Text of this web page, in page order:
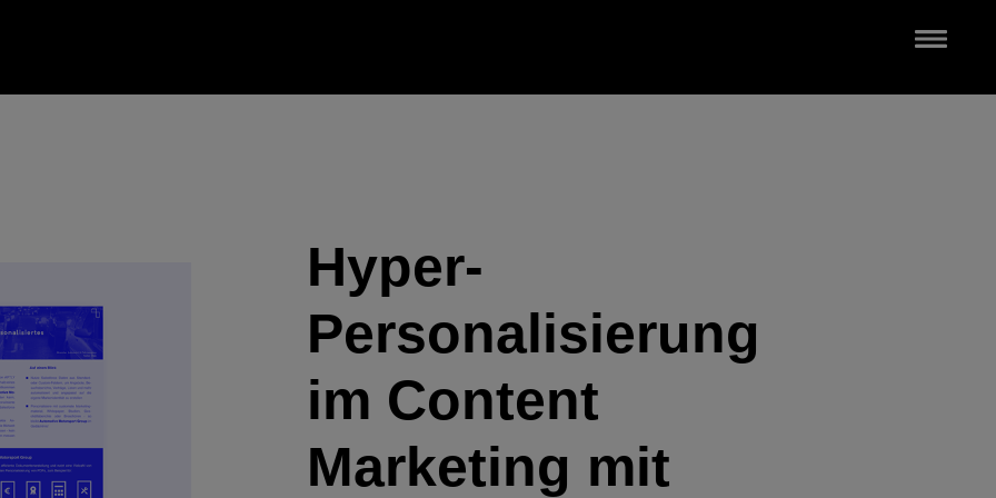
Hyper-
Personalisierung
im Content
Marketing mit